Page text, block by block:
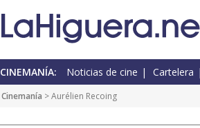
CINEMANÍA: Noticias de cine Cartelera
Cinemanía > Aurélien Recoing